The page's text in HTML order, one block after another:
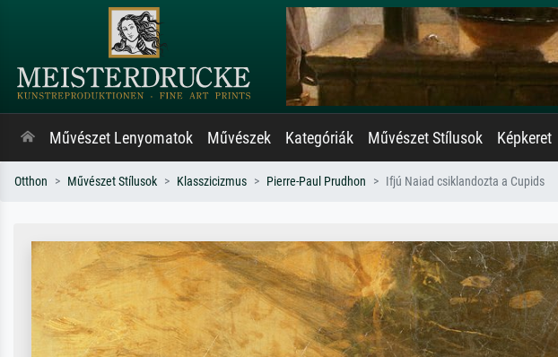
Művészet Lenyomatok Művészek Kategóriák Művészet Stílusok Képkeret
Otthon Művészet Stílusok Klasszicizmus Pierre-Paul Prudhon Ifjú Naiad csiklandozta a Cupids